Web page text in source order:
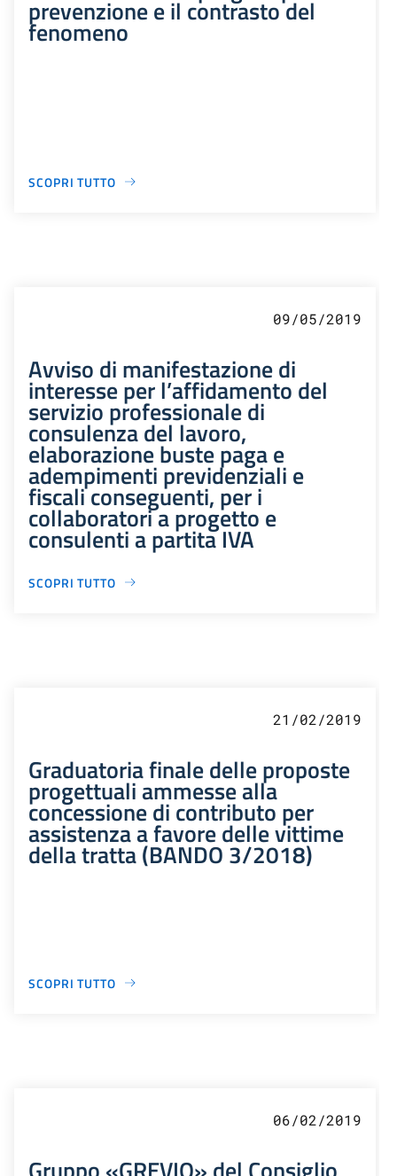
prevenzione e il contrasto del
fenomeno
SCOPRI TUTTO
09/05/2019
Avviso di manifestazione di
interesse per l’affidamento del
servizio professionale di
consulenza del lavoro,
elaborazione buste paga e
adempimenti previdenziali e
fiscali conseguenti, per i
collaboratori a progetto e
consulenti a partita IVA
SCOPRI TUTTO
21/02/2019
Graduatoria finale delle proposte
progettuali ammesse alla
concessione di contributo per
assistenza a favore delle vittime
della tratta (BANDO 3/2018)
SCOPRI TUTTO
06/02/2019